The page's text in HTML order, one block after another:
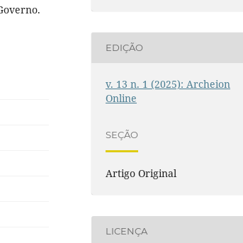
EDIÇÃO
v. 13 n. 1 (2025): Archeion
Online
SEÇÃO
Artigo Original
LICENÇA